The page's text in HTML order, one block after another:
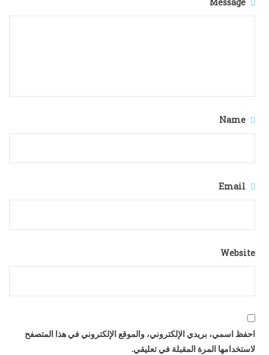
Name
Email
Website
احفظ اسمي، بريدي الإلكتروني، والموقع الإلكتروني في هذا المتصفح
لاستخدامها المرة المقبلة في تعليقي.